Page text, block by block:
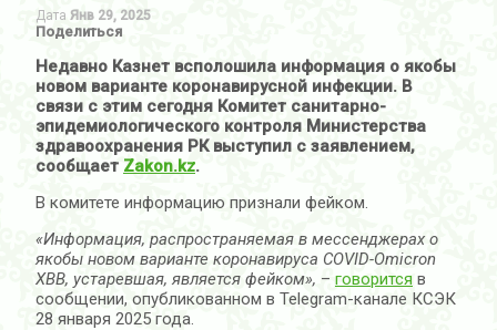
Дата Янв 29, 2025
Поделиться
Недавно Казнет всполошила информация о якобы
новом варианте коронавирусной инфекции. В
связи с этим сегодня Комитет санитарно-
эпидемиологического контроля Министерства
здравоохранения РК выступил с заявлением,
сообщает Zakon.kz.
В комитете информацию признали фейком.
«Информация, распространяемая в мессенджерах о
якобы новом варианте коронавируса COVID-Omicron
XBB, устаревшая, является фейком», – говорится в
сообщении, опубликованном в Telegram-канале КСЭК
28 января 2025 года.